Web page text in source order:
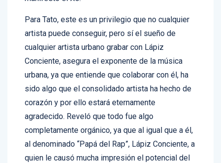
Para Tato, este es un privilegio que no cualquier
artista puede conseguir, pero sí el sueño de
cualquier artista urbano grabar con Lápiz
Conciente, asegura el exponente de la música
urbana, ya que entiende que colaborar con él, ha
sido algo que el consolidado artista ha hecho de
corazón y por ello estará eternamente
agradecido. Reveló que todo fue algo
completamente orgánico, ya que al igual que a él,
al denominado “Papá del Rap”, Lápiz Conciente, a